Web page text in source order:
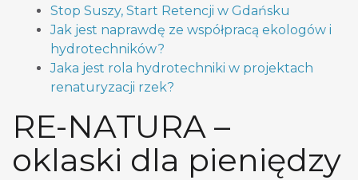
Stop Suszy, Start Retencji w Gdańsku
Jak jest naprawdę ze współpracą ekologów i
hydrotechników?
Jaka jest rola hydrotechniki w projektach
renaturyzacji rzek?
RE-NATURA –
oklaski dla pieniędzy